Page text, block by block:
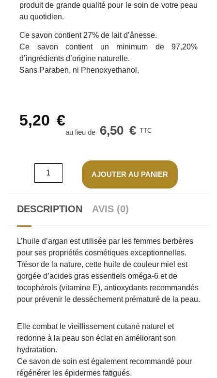
produit de grande qualité pour le soin de votre peau
au quotidien.
Ce savon contient 27% de lait d’ânesse.
Ce savon contient un minimum de 97,20%
d’ingrédients d’origine naturelle.
Sans Paraben, ni Phenoxyethanol.
5,20 €
6,50 € TTC
AJOUTER AU PANIER
DESCRIPTION AVIS (0)
L’huile d’argan est utilisée par les femmes berbères
pour ses propriétés cosmétiques exceptionnelles.
Trésor de la nature, cette huile de couleur miel est
gorgée d’acides gras essentiels oméga-6 et de
tocophérols (vitamine E), antioxydants recommandés
pour prévenir le dessèchement prématuré de la peau.
Elle combat le vieillissement cutané naturel et
redonne à la peau son éclat en améliorant son
hydratation.
Ce savon de soin est également recommandé pour
régénérer les épidermes fatigués.